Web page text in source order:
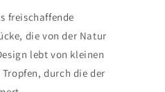
freischaffende
die von der Natur
lebt von kleinen
durch die der